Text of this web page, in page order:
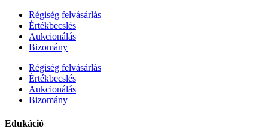
Régiség felvásárlás
Értékbecslés
Aukcionálás
Bizomány
Régiség felvásárlás
Értékbecslés
Aukcionálás
Bizomány
Edukáció